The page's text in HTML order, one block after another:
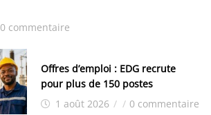
0 commentaire
Offres d’emploi : EDG recrute
pour plus de 150 postes
1 août 2026 / / 0 commentaire